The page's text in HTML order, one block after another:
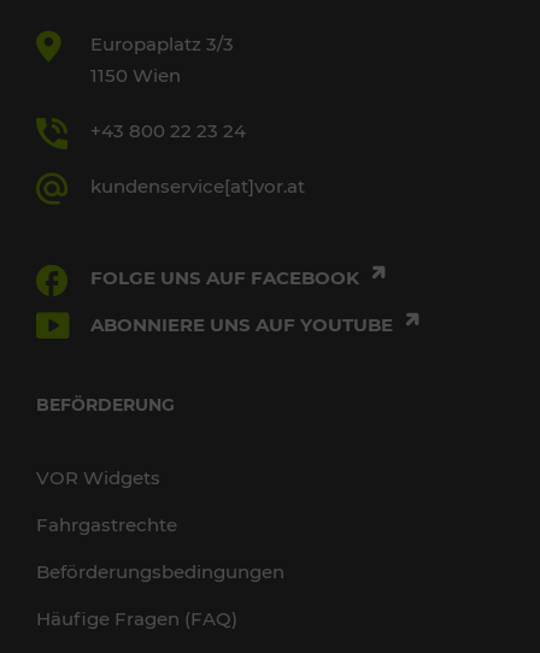
Europaplatz 3/3
1150 Wien
+43 800 22 23 24
kundenservice[at]vor.at
FOLGE UNS AUF FACEBOOK
ABONNIERE UNS AUF YOUTUBE
BEFÖRDERUNG
VOR Widgets
Fahrgastrechte
Beförderungsbedingungen
Häufige Fragen (FAQ)